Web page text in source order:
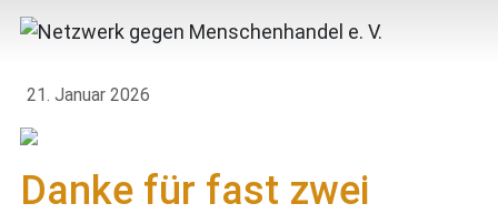
21. Januar 2026
Danke für fast zwei